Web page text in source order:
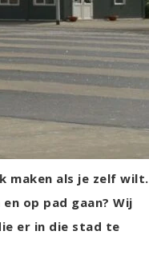
maken als je zelf wilt.
op pad gaan? Wij
er in die stad te